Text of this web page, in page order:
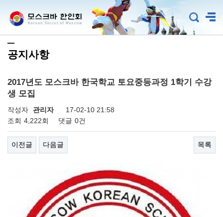
공지사항
2017년도 모스크바 한국학교 토요중등과정 1학기 수강
생 모집
작성자 관리자
17-02-10 21:58
조회 4,222회 댓글 0건
이전글 다음글 목록